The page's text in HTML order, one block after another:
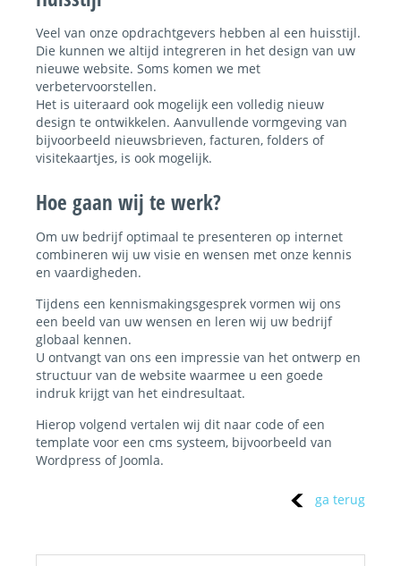
Veel van onze opdrachtgevers hebben al een huisstijl.
Die kunnen we altijd integreren in het design van uw
nieuwe website. Soms komen we met
verbetervoorstellen.
Het is uiteraard ook mogelijk een volledig nieuw
design te ontwikkelen. Aanvullende vormgeving van
bijvoorbeeld nieuwsbrieven, facturen, folders of
visitekaartjes, is ook mogelijk.
Hoe gaan wij te werk?
Om uw bedrijf optimaal te presenteren op internet
combineren wij uw visie en wensen met onze kennis
en vaardigheden.
Tijdens een kennismakingsgesprek vormen wij ons
een beeld van uw wensen en leren wij uw bedrijf
globaal kennen.
U ontvangt van ons een impressie van het ontwerp en
structuur van de website waarmee u een goede
indruk krijgt van het eindresultaat.
Hierop volgend vertalen wij dit naar code of een
template voor een cms systeem, bijvoorbeeld van
Wordpress of Joomla.
ga terug